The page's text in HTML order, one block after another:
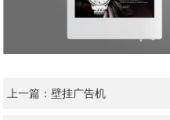
上一篇： 壁挂广告机